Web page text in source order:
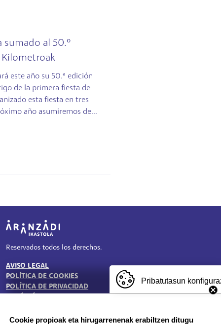
sumado al 50.º
Kilometroak
este año su 50.ª edición
de la primera fiesta de
esta fiesta en tres
año asumiremos de...
Irudia
Reservados todos los derechos.
TESTU-LEGALAK
AVISO LEGAL
POLÍTICA DE COOKIES
POLÍTICA DE PRIVACIDAD
Pribatutasun
Cookie propioak eta hirugarrenenak erabiltzen ditugu